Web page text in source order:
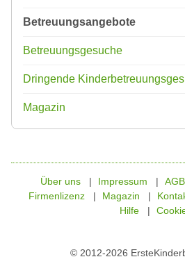
Betreuungsangebote
Betreuungsgesuche
Dringende
Magazin
© 2012-2026
Über uns Impressum AGB
Firmenlizenz
Magazin
Hilfe